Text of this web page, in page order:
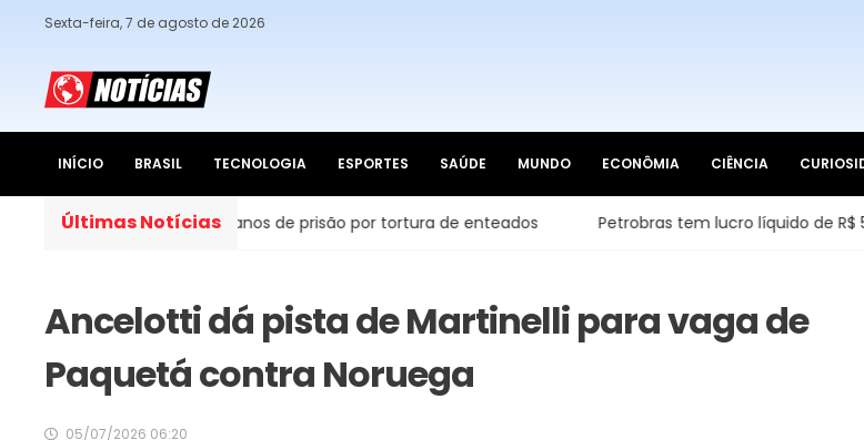
Sexta-feira, 7 de agosto de 2026
INÍCIO BRASIL TECNOLOGIA ESPORTES SAÚDE MUNDO ECONÔMIA CIÊNCIA
Últimas Notícias
condenado a 48 anos de prisão por tortura de enteados Petrobras tem lucro líquido de R$ 52,4 bi no
Ancelotti dá pista de Martinelli para vaga de
Paquetá contra Noruega
05/07/2026 06:20